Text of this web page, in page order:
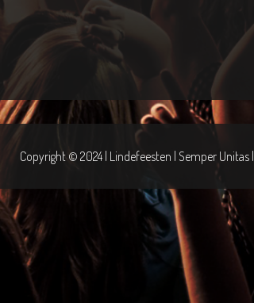
Copyright © 2024 | Lindefeesten | Semper Unitas |